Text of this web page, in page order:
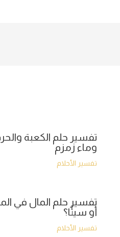
تفسير حلم الكعبة
وماء زمزم
تفسير الأحلام
تفسير حلم المال في
أو سيئًا؟
تفسير الأحلام